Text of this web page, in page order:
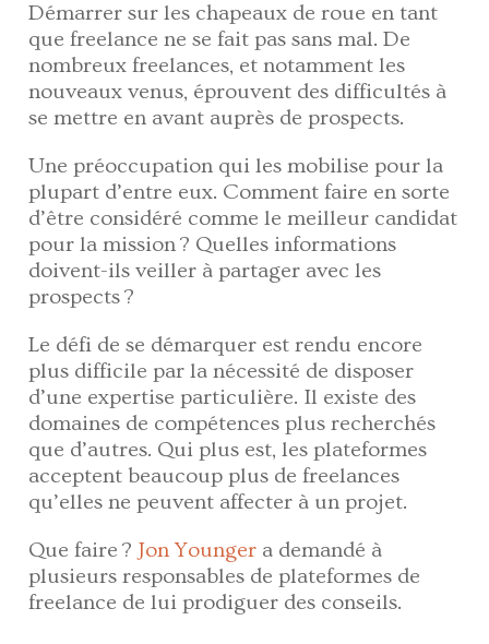
Démarrer sur les chapeaux de roue en tant
que freelance ne se fait pas sans mal. De
nombreux freelances, et notamment les
nouveaux venus, éprouvent des difficultés à
se mettre en avant auprès de prospects.
Une préoccupation qui les mobilise pour la
plupart d’entre eux. Comment faire en sorte
d’être considéré comme le meilleur candidat
pour la mission ? Quelles informations
doivent-ils veiller à partager avec les
prospects ?
Le défi de se démarquer est rendu encore
plus difficile par la nécessité de disposer
d’une expertise particulière. Il existe des
domaines de compétences plus recherchés
que d’autres. Qui plus est, les plateformes
acceptent beaucoup plus de freelances
qu’elles ne peuvent affecter à un projet.
Que faire ? Jon Younger a demandé à
plusieurs responsables de plateformes de
freelance de lui prodiguer des conseils.